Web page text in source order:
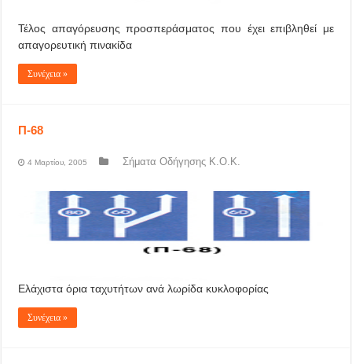
Τέλος απαγόρευσης προσπεράσματος που έχει επιβληθεί με
απαγορευτική πινακίδα
Συνέχεια »
Π-68
4 Μαρτίου, 2005 Σήματα Οδήγησης Κ.Ο.Κ.
Ελάχιστα όρια ταχυτήτων ανά λωρίδα κυκλοφορίας
Συνέχεια »